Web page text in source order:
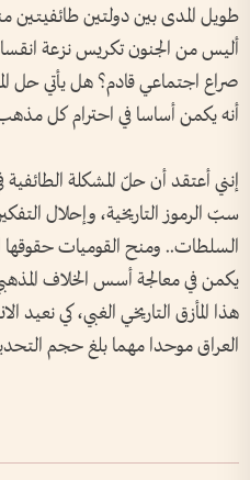
طويل المدى بين دولتين طائفيتين
أليس من الجنون تكريس نزعة
صراع اجتماعي قادم؟ هل يأتي حل
أنه يكمن أساسا في احترام كل
إنني أعتقد أن حلّ المشكلة
سبّ الرموز التاريخية، وإحلال
السلطات.. ومنح القوميات حقوقها
يكمن في معالجة أسس الخلاف
هذا المأزق التاريخي الغبي، كي نعيد
العراق موحدا مهما بلغ حجم